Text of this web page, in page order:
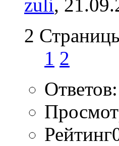
zuli,
2
1 2
Ответов: